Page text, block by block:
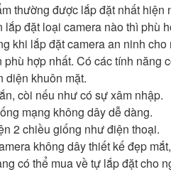
thường được lắp đặt nhất
lắp đặt loại camera nào thì phù
khi lắp đặt camera an ninh
hợp nhất. Có các tính năng
diện khuôn mặt.
còi nếu như có sự xâm nhập.
mạng không dây dễ dàng.
2 chiều giống như điện thoại.
không dây thiết kế đẹp
có thể mua về tự lắp đặt cho